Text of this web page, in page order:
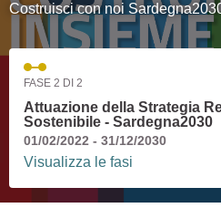
Costruisci con noi
FASE 2 DI 2
Attuazione della Strategia
Sostenibile - Sardegna2030
01/02/2022 - 31/12/2030
Visualizza le fasi